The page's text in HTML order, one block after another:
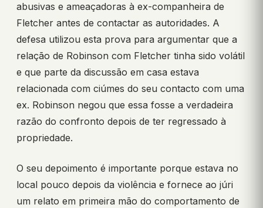
abusivas e ameaçadoras à ex-companheira de
Fletcher antes de contactar as autoridades. A
defesa utilizou esta prova para argumentar que a
relação de Robinson com Fletcher tinha sido volátil
e que parte da discussão em casa estava
relacionada com ciúmes do seu contacto com uma
ex. Robinson negou que essa fosse a verdadeira
razão do confronto depois de ter regressado à
propriedade.
O seu depoimento é importante porque estava no
local pouco depois da violência e fornece ao júri
um relato em primeira mão do comportamento de